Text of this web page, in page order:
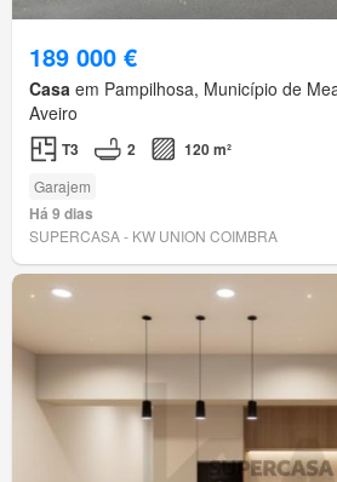
189 000 €
Casa em Pampilhosa, Município de
Aveiro
T3 2 120 m²
Garajem
Há 9 dias
SUPERCASA - KW UNION COIMBRA